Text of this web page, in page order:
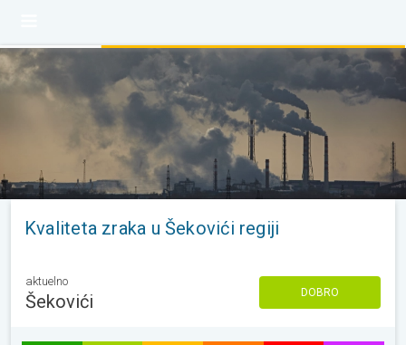
Kvaliteta zraka u Šekovići regiji
aktuelno
Šekovići DOBRO